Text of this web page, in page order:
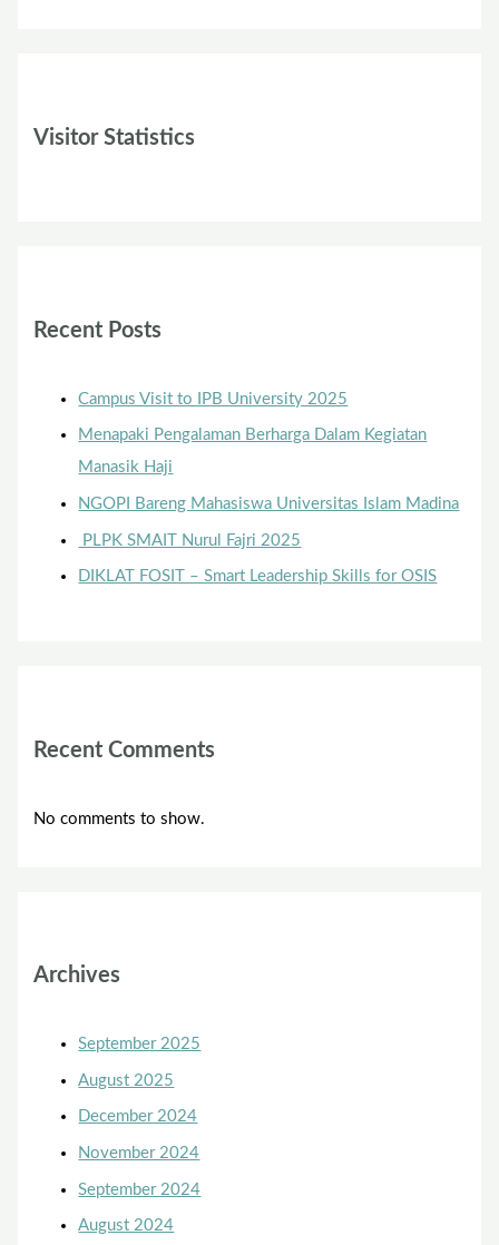
Visitor Statistics
Recent Posts
Campus Visit to IPB University 2025
Menapaki Pengalaman Berharga Dalam Kegiatan
Manasik Haji
NGOPI Bareng Mahasiswa Universitas Islam Madina
PLPK SMAIT Nurul Fajri 2025
DIKLAT FOSIT – Smart Leadership Skills for OSIS
Recent Comments
No comments to show.
Archives
September 2025
August 2025
December 2024
November 2024
September 2024
August 2024